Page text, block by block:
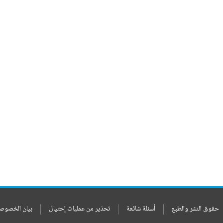
حقوق النشر والطبع أسئلة شائعة تحذير من عمليات إحتيال بيان